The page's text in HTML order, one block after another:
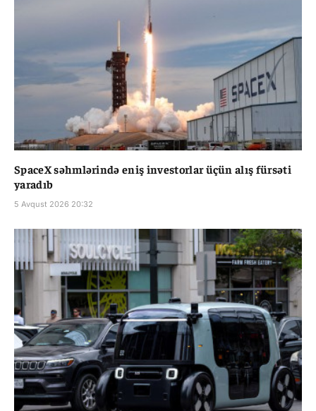
SpaceX səhmlərində eniş investorlar üçün alış fürsəti
yaradıb
5 Avqust 2026 20:32